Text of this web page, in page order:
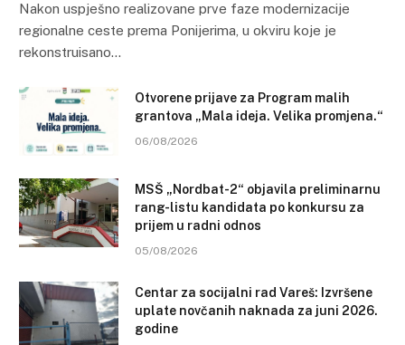
Nakon uspješno realizovane prve faze modernizacije
regionalne ceste prema Ponijerima, u okviru koje je
rekonstruisano…
Otvorene prijave za Program malih
grantova „Mala ideja. Velika promjena.“
06/08/2026
MSŠ „Nordbat-2“ objavila preliminarnu
rang-listu kandidata po konkursu za
prijem u radni odnos
05/08/2026
Centar za socijalni rad Vareš: Izvršene
uplate novčanih naknada za juni 2026.
godine